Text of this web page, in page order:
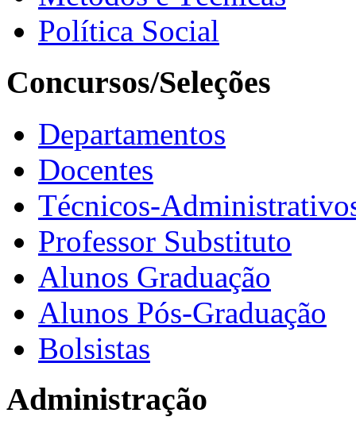
Política Social
Concursos/Seleções
Departamentos
Docentes
Técnicos-
Professor Substituto
Alunos Graduação
Alunos Pós-Graduação
Bolsistas
Administração